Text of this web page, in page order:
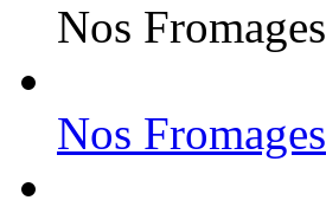
Nos Fromages
Nos Fromages